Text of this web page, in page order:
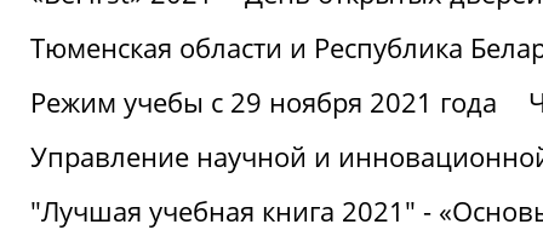
Тюменская области и Республика
Режим учебы с 29 ноября 2021 года
Управление научной и
"Лучшая учебная книга 2021" -